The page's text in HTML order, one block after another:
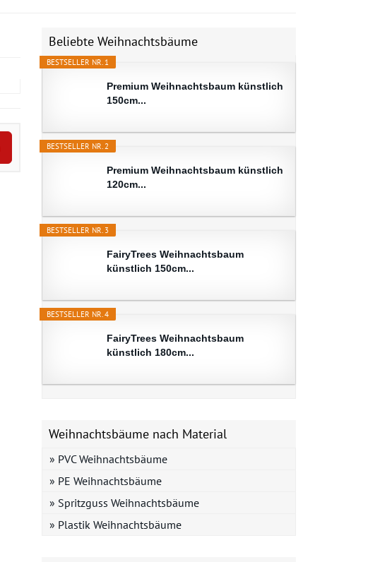
Beliebte Weihnachtsbäume
BESTSELLER NR. 1
Premium Weihnachtsbaum künstlich
150cm...
BESTSELLER NR. 2
Premium Weihnachtsbaum künstlich
120cm...
BESTSELLER NR. 3
FairyTrees Weihnachtsbaum
künstlich 150cm...
BESTSELLER NR. 4
FairyTrees Weihnachtsbaum
künstlich 180cm...
Weihnachtsbäume nach Material
» PVC Weihnachtsbäume
» PE Weihnachtsbäume
» Spritzguss Weihnachtsbäume
» Plastik Weihnachtsbäume